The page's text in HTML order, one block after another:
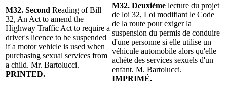
M32. Second Reading of Bill
32, An Act to amend the
Highway Traffic Act to require a
driver's licence to be suspended
if a motor vehicle is used when
purchasing sexual services from
a child. Mr. Bartolucci.
PRINTED.
M32. Deuxième lecture du projet
de loi 32, Loi modifiant le Code
de la route pour exiger la
suspension du permis de conduire
d'une personne si elle utilise un
véhicule automobile alors qu'elle
achète des services sexuels d'un
enfant. M. Bartolucci.
IMPRIMÉ.